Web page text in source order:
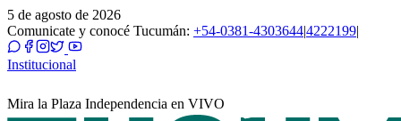
5 de agosto de 2026
Comunicate y conocé Tucumán: +54-0381-4303644|4222199|
Institucional
Mira la Plaza Independencia en VIVO